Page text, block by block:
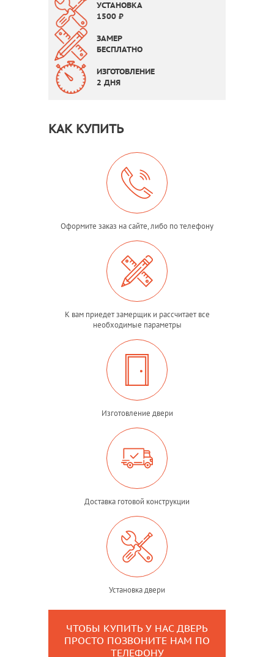
УСТАНОВКА
1500 ₽
ЗАМЕР
БЕСПЛАТНО
ИЗГОТОВЛЕНИЕ
2 ДНЯ
КАК КУПИТЬ
Оформите заказ на сайте, либо по телефону
К вам приедет замерщик и рассчитает все
необходимые параметры
Изготовление двери
Доставка готовой конструкции
Установка двери
ЧТОБЫ КУПИТЬ У НАС ДВЕРЬ
ПРОСТО ПОЗВОНИТЕ НАМ ПО
ТЕЛЕФОНУ